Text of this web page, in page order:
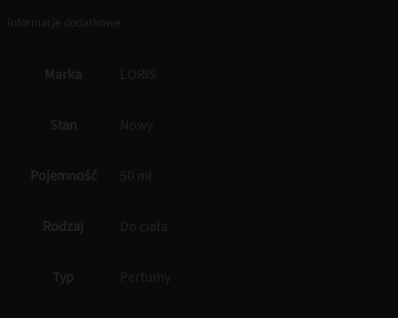
Informacje dodatkowe
Marka LORIS
Stan Nowy
Pojemność 50 ml
Rodzaj Do ciała
Typ Perfumy